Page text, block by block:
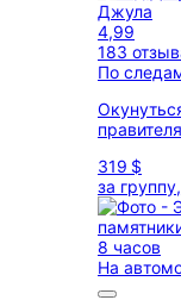
Джула
4,99
183
По
319 $
за
8 часов
На